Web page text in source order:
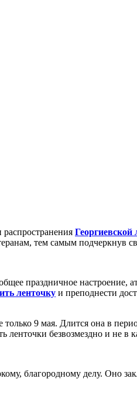
Георгиевской
тем самым подчеркнув
праздничное
ленточку и преподнести
только 9 мая. Длится она в
безвозмездно и не в
благородному делу. Оно